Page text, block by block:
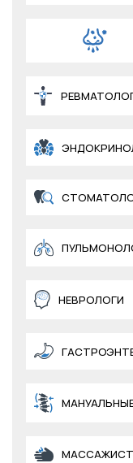
НЕВРОЛОГИ